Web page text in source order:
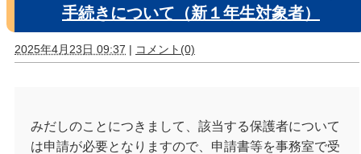
手続きについて（新１年生対象者）
2025年4月23日 09:37 | コメント(0)
みだしのことにつきまして、該当する保護者について
は申請が必要となりますので、申請書等を事務室で受